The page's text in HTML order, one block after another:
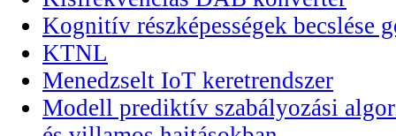
Kognitív részképességek becslése
KTNL
Menedzselt IoT keretrendszer
Modell prediktív szabályozási